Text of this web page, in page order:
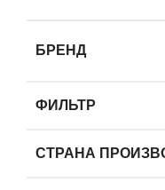
БРЕНД
ФИЛЬТР
СТРАНА